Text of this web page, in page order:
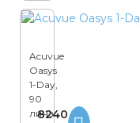
Acuvue
Oasys
1-Day,
90
линз
8240